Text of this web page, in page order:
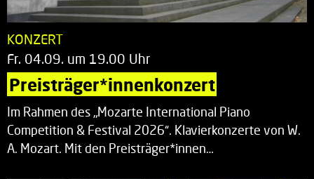
KONZERT
Fr. 04.09. um 19.00 Uhr
Preisträger*innenkonzert
Im Rahmen des „Mozarte International Piano
Competition & Festival 2026“. Klavierkonzerte von W.
A. Mozart. Mit den Preisträger*innen…